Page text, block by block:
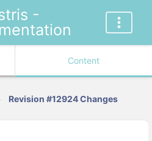
-
Content
Revision #12924 Changes